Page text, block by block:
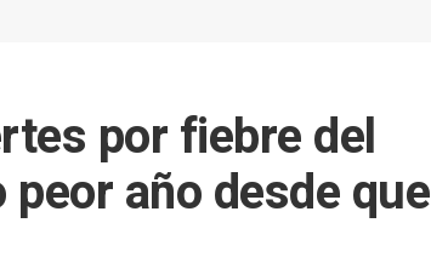
por fiebre del
año desde que